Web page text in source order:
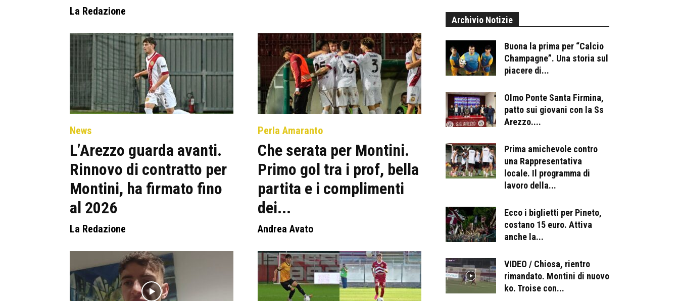
La Redazione
News
L’Arezzo guarda avanti.
Rinnovo di contratto per
Montini, ha firmato fino
al 2026
La Redazione
Perla Amaranto
Che serata per Montini.
Primo gol tra i prof, bella
partita e i complimenti
dei...
Andrea Avato
Archivio Notizie
Buona la prima per “Calcio
Champagne”. Una storia sul
piacere di...
Olmo Ponte Santa Firmina,
patto sui giovani con la Ss
Arezzo....
Prima amichevole contro
una Rappresentativa
locale. Il programma di
lavoro della...
Ecco i biglietti per Pineto,
costano 15 euro. Attiva
anche la...
VIDEO / Chiosa, rientro
rimandato. Montini di nuovo
ko. Troise con...